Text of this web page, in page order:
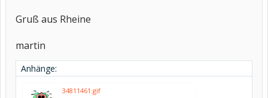
Gruß aus Rheine
martin
Anhänge:
34811461.gif